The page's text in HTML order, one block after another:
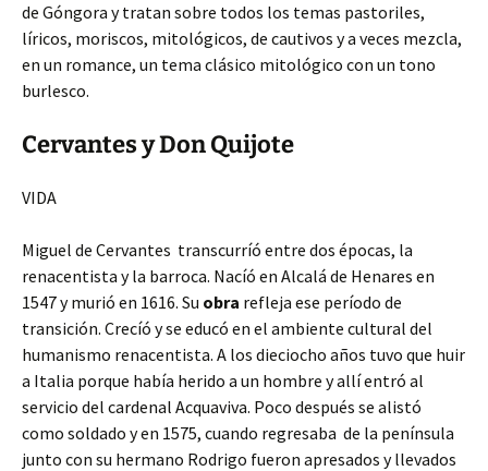
de Góngora y tratan sobre todos los temas pastoriles,
líricos, moriscos, mitológicos, de cautivos y a veces mezcla,
en un romance, un tema clásico mitológico con un tono
burlesco.
Cervantes y Don Quijote
VIDA
Miguel de Cervantes transcurríó entre dos épocas, la
renacentista y la barroca. Nacíó en Alcalá de Henares en
1547 y murió en 1616. Su obra refleja ese período de
transición. Crecíó y se educó en el ambiente cultural del
humanismo renacentista. A los dieciocho años tuvo que huir
a Italia porque había herido a un hombre y allí entró al
servicio del cardenal Acquaviva. Poco después se alistó
como soldado y en 1575, cuando regresaba de la península
junto con su hermano Rodrigo fueron apresados y llevados